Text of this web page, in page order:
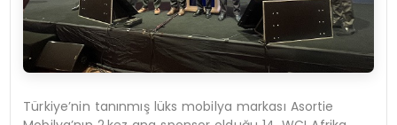
Türkiye’nin tanınmış lüks mobilya markası Asortie